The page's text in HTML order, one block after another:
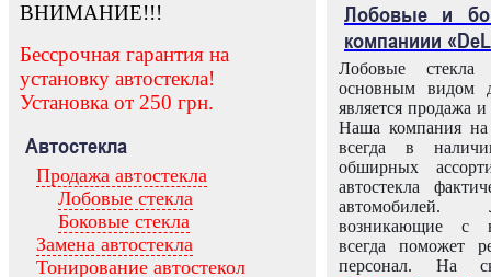
ВНИМАНИЕ!!!
Бессрочная гарантия на
установку автостекла!
Установка от 250 грн.
Автостекла
Продажа автостекла
Лобовые стекла
Боковые стекла
Замена автостекла
Тонирование автостекол
Лобовые и
компаниии
Лобовые
основным видом
является продажа и
Наша компания на
всегда в
обширных
автостекла
возникающие с
всегда поможет
персонал. На